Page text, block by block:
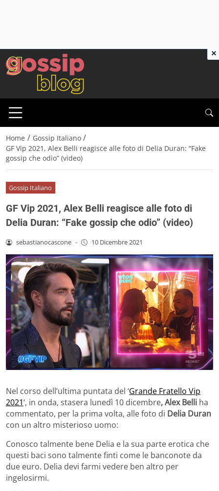
Home / Gossip Italiano /
GF Vip 2021, Alex Belli reagisce alle foto di Delia Duran: “Fake
gossip che odio” (video)
Gossip Italiano
GF Vip 2021, Alex Belli reagisce alle foto di
Delia Duran: “Fake gossip che odio” (video)
sebastianocascone - 10 Dicembre 2021
Nel corso dell’ultima puntata del ‘Grande Fratello Vip
2021‘, in onda, stasera lunedì 10 dicembre, Alex Belli ha
commentato, per la prima volta, alle foto di Delia Duran
con un altro misterioso uomo:
Conosco talmente bene Delia e la sua parte erotica che
questi baci sono talmente finti come le banconote da
due euro. Delia devi farmi vedere ben altro per
ingelosirmi.
×